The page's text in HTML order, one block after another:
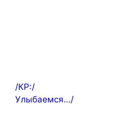
/КР:/
Улыбаемся…/